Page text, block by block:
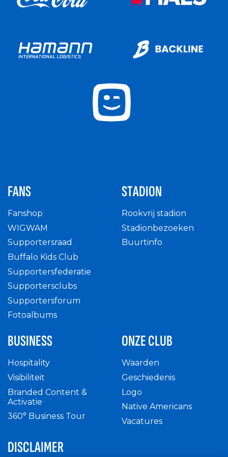
FANS
Fanshop
WIGWAM
Supportersraad
Buffalo Kids Club
Supportersfederatie
Supportersclubs
Supportersforum
Fotoalbums
STADION
Rookvrij stadion
Stadionbezoeken
Buurtinfo
BUSINESS
Hospitality
Visibiliteit
Branded Content &
Activatie
360° Business Tour
ONZE CLUB
Waarden
Geschiedenis
Logo
Native Americans
Vacatures
DISCLAIMER